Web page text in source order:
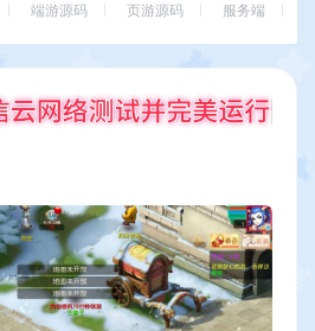
端游源码 页游源码 服务端